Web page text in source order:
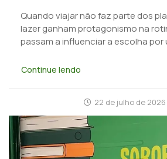
Quando viajar não faz parte dos
lazer ganham protagonismo na
passam a influenciar a escolha por
Continue lendo
22 de julho de 2026